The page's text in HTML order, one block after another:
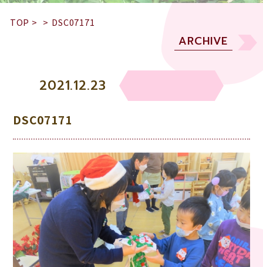
TOP > > DSC07171
ARCHIVE
2021.12.23
DSC07171